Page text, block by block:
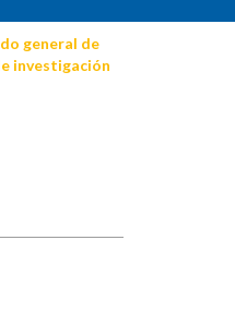
general de
investigación